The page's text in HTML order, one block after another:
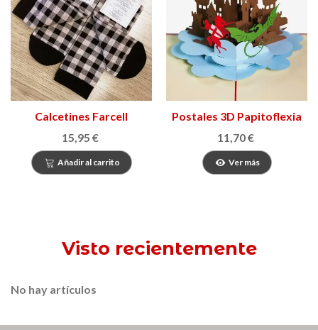
Calcetines Farcell
15,95 €
Añadir al carrito
Postales 3D Papitoflexia
11,70 €
Ver más
Visto recientemente
No hay artículos